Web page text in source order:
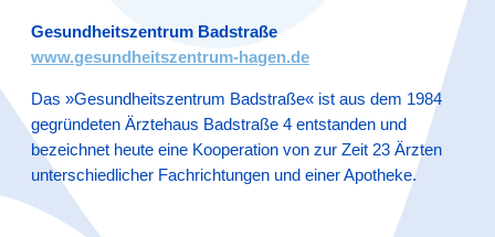
Gesundheitszentrum Badstraße
www.gesundheitszentrum-hagen.de
Das »Gesundheitszentrum Badstraße« ist aus dem 1984
gegründeten Ärztehaus Badstraße 4 entstanden und
bezeichnet heute eine Kooperation von zur Zeit 23 Ärzten
unterschiedlicher Fachrichtungen und einer Apotheke.